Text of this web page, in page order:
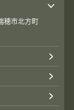
穂市北方町